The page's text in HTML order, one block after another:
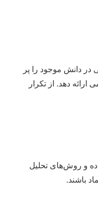
دانش موجود را پر
ارائه دهد. از تکرار
و روش‌های تحلیل
باشند.